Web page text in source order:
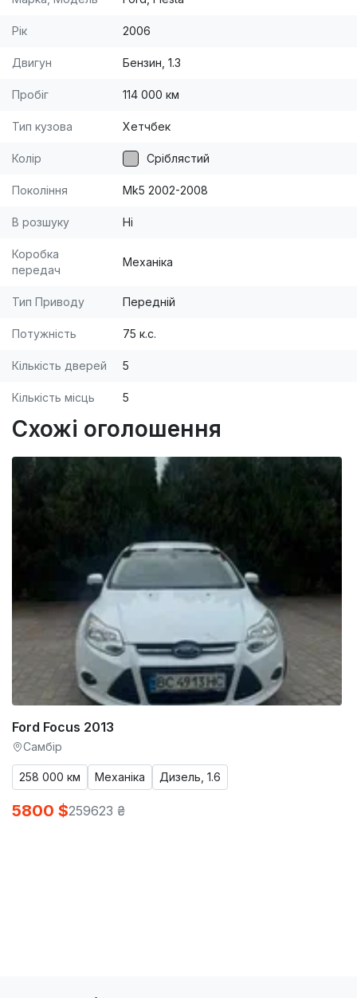
Рік 2006
Двигун Бензин, 1.3
Пробіг 114 000 км
Тип кузова Хетчбек
Колір Сріблястий
Покоління Mk5 2002-2008
В розшуку Ні
Коробка
передач
Механіка
Тип Приводу Передній
Потужність 75 к.с.
Кількість дверей 5
Кількість місць 5
Схожі оголошення
Ford Focus 2013
Самбір
258 000 км Механіка Дизель, 1.6
5800 $259623 ₴